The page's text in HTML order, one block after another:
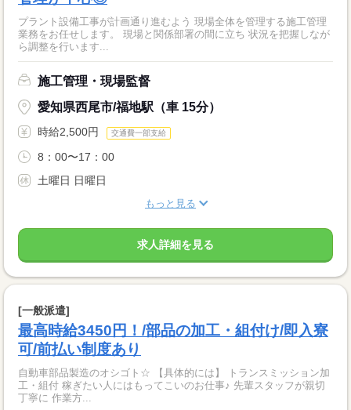
プラント設備工事が計画通り進むよう 現場全体を管理する施工管理
業務をお任せします。 現場と関係部署の間に立ち 状況を把握しなが
ら調整を行います...
施工管理・現場監督
愛知県西尾市/福地駅（車 15分）
時給2,500円 交通費一部支給
8：00〜17：00
土曜日 日曜日
もっと見る
求人詳細を見る
[一般派遣]
最高時給3450円！/部品の加工・組付け/即入寮
可/前払い制度あり
自動車部品製造のオシゴト☆ 【具体的には】 トランスミッション加
工・組付 稼ぎたい人にはもってこいのお仕事♪ 先輩スタッフが親切
丁寧に 作業方...